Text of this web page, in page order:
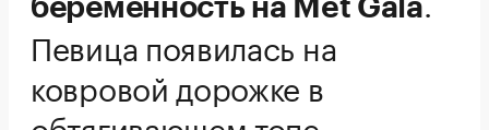
беременность на Met Gala
Певица появилась на
ковровой дорожке в